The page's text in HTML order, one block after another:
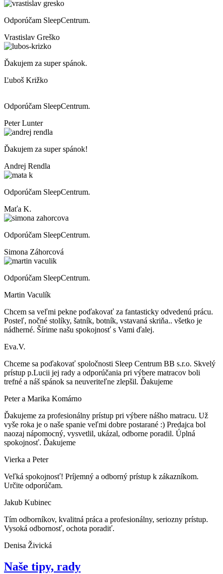
Odporúčam SleepCentrum.
Vrastislav Greško
Ďakujem za super spánok.
Ľuboš Križko
Odporúčam SleepCentrum.
Peter Lunter
Ďakujem za super spánok!
Andrej Rendla
Odporúčam SleepCentrum.
Maťa K.
Odporúčam SleepCentrum.
Simona Záhorcová
Odporúčam SleepCentrum.
Martin Vaculík
Chcem sa veľmi pekne poďakovať za fantasticky odvedenú prácu.
Posteľ, nočné stolíky, šatník, botník, vstavaná skriňa.. všetko je
nádherné. Šírime našu spokojnosť s Vami ďalej.
Eva.V.
Chceme sa poďakovať spoločnosti Sleep Centrum BB s.r.o. Skvelý
prístup p.Lucii jej rady a odporúčania pri výbere matracov boli
trefné a náš spánok sa neuveriteľne zlepšil. Ďakujeme
Peter a Marika Komárno
Ďakujeme za profesionálny prístup pri výbere nášho matracu. Už
vyše roka je o naše spanie veľmi dobre postarané :) Predajca bol
naozaj nápomocný, vysvetlil, ukázal, odborne poradil. Úplná
spokojnosť. Ďakujeme
Vierka a Peter
Veľká spokojnosť! Príjemný a odborný prístup k zákazníkom.
Určite odporúčam.
Jakub Kubinec
Tím odborníkov, kvalitná práca a profesionálny, seriozny prístup.
Vysoká odbornosť, ochota poradiť.
Denisa Živická
Naše tipy, rady